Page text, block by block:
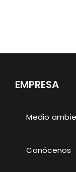
EMPRESA
Medio
Conócenos